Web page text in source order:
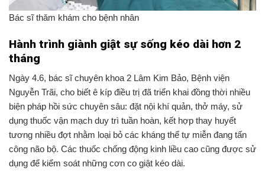
Bác sĩ thăm khám cho bệnh nhân
Hành trình giành giật sự sống kéo dài hơn 2
tháng
Ngày 4.6, bác sĩ chuyên khoa 2 Lâm Kim Bảo, Bệnh viện
Nguyễn Trãi, cho biết ê kíp điều trị đã triển khai đồng thời nhiều
biện pháp hồi sức chuyên sâu: đặt nội khí quản, thở máy, sử
dụng thuốc vận mạch duy trì tuần hoàn, kết hợp thay huyết
tương nhiều đợt nhằm loại bỏ các kháng thể tự miễn đang tấn
công não bộ. Các thuốc chống động kinh liều cao cũng được sử
dụng để kiểm soát những cơn co giật kéo dài.